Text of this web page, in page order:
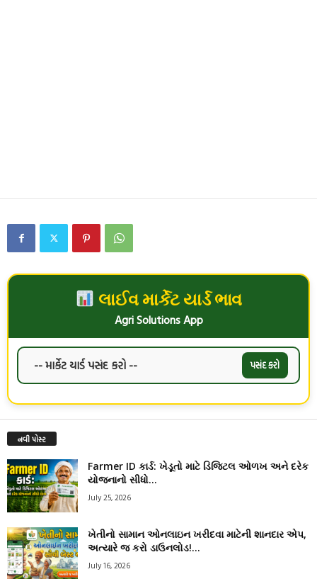
લાઈવ માર્કેટ યાર્ડ ભાવ
Agri Solutions App
પસંદ કરો
નવી પોસ્ટ
Farmer ID કાર્ડ: ખેડૂતો માટે ડિજિટલ ઓળખ અને દરેક
યોજનાનો સીધો...
July 25, 2026
ખેતીનો સામાન ઓનલાઇન ખરીદવા માટેની શાનદાર એપ,
અત્યારે જ કરો ડાઉનલોડ!...
July 16, 2026